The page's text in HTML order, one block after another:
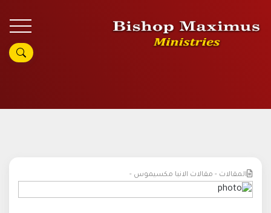
المقالات - مقالات الانبا مكسيموس -